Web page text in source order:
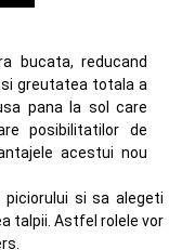
bucata, reducand
greutatea totala a
pana la sol care
posibilitatilor de
acestui nou
si sa alegeti
talpii. Astfel rolele vor